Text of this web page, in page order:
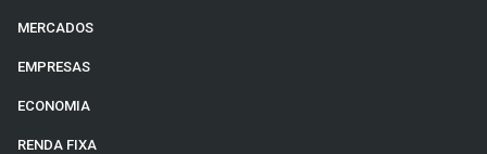
MERCADOS
EMPRESAS
ECONOMIA
RENDA FIXA